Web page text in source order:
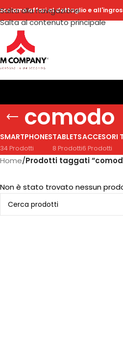
Salta alla navigazione
Salta al contenuto principale
affari al dettaglio e
comodo
SMARTPHONES
34 Prodotti
TABLETS
8 Prodotti
ACCESORI
6 Prodotti
Home/Prodotti taggati
Non è stato trovato nessun